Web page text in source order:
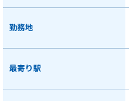
勤務地
最寄り駅